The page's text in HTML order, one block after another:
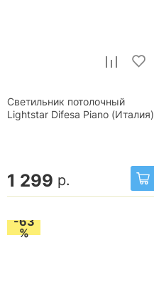
Светильник потолочный
Lightstar Difesa Piano (Италия)
1 299 р.
-63
%